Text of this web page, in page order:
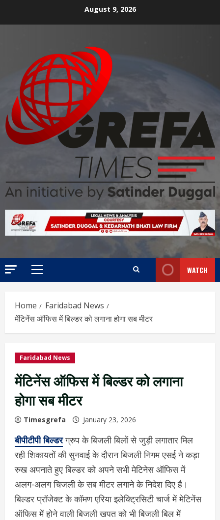
August 9, 2026
WATCH
Home
Faridabad News
मेंटिनेंस ऑफिस में बिल्डर को लगाना होगा सब मीटर
Faridabad News
मेंटिनेंस ऑफिस में बिल्डर को लगाना
होगा सब मीटर
Timesgrefa January 23, 2026
बीपीटीपी बिल्डरग्रुप के बिजली बिलों से जुड़ी लगातार मिल
रही शिकायतों की सुनवाई के दौरान बिजली निगम एसई ने कड़ा
रुख अपनाते हुए बिल्डर को अपने सभी मेटिनेस ऑफिस में
अलग-अलग चिजली के सब मीटर लगाने के निदेश दिए है।
बिल्डर प्रॉजेक्ट के कॉमण एरिया इलेक्ट्रिसिटी चार्ज में मेटिनेंस
ऑफिस में होने वाली बिजली खपत को भी बिजली बिल में